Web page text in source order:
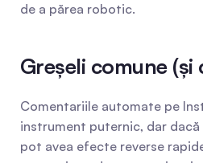
de a părea robotic.
Greșeli comune (și
Comentariile automate pe
instrument puternic, dar
pot avea efecte reverse